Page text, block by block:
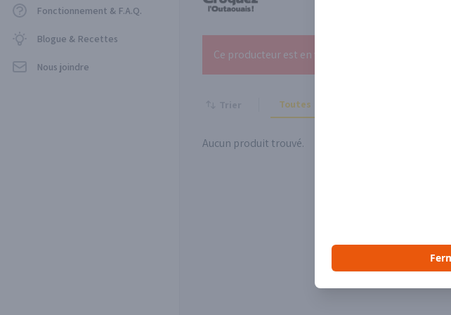
Fonctionnement & F.A.Q.
Blogue & Recettes
Nous joindre
Ce producteur est en vacances jusqu'au 12 Août
Toutes
Aucun produit trouvé.